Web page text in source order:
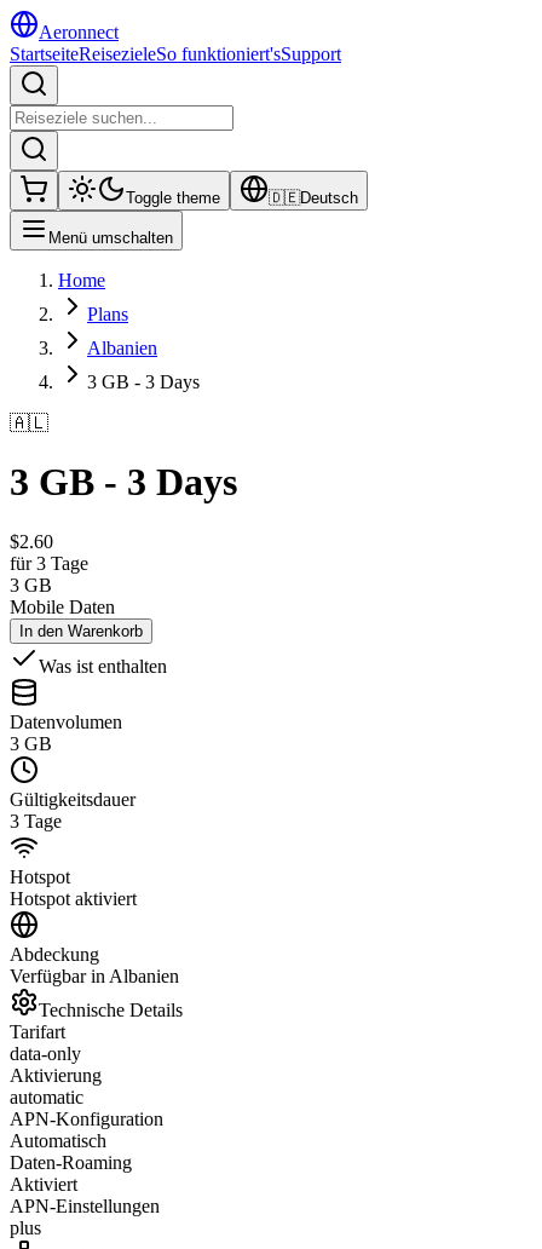
Aeronnect
StartseiteReisezieleSo funktioniert'sSupport
Toggle theme 🇩🇪Deutsch
Menü umschalten
Home
Plans
Albanien
3 GB - 3 Days
🇦🇱
3 GB - 3 Days
$2.60
für 3 Tage
3 GB
Mobile Daten
In den Warenkorb
Was ist enthalten
Datenvolumen
3 GB
Gültigkeitsdauer
3 Tage
Hotspot
Hotspot aktiviert
Abdeckung
Verfügbar in Albanien
Technische Details
Tarifart
data-only
Aktivierung
automatic
APN-Konfiguration
Automatisch
Daten-Roaming
Aktiviert
APN-Einstellungen
plus